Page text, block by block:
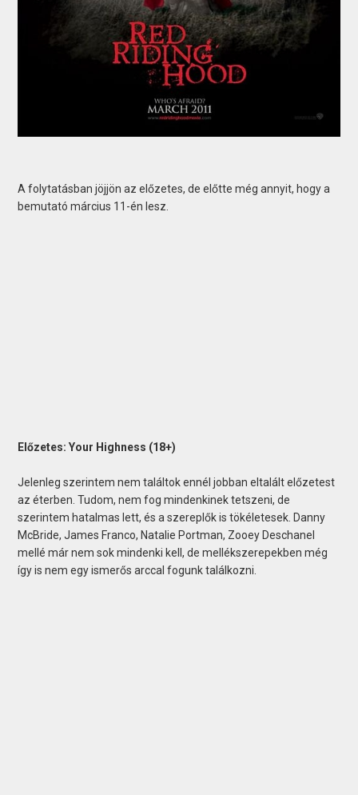
A folytatásban jöjjön az előzetes, de előtte még annyit, hogy a
bemutató március 11-én lesz.
Előzetes: Your Highness (18+)
Jelenleg szerintem nem találtok ennél jobban eltalált előzetest
az éterben. Tudom, nem fog mindenkinek tetszeni, de
szerintem hatalmas lett, és a szereplők is tökéletesek. Danny
McBride, James Franco, Natalie Portman, Zooey Deschanel
mellé már nem sok mindenki kell, de mellékszerepekben még
így is nem egy ismerős arccal fogunk találkozni.